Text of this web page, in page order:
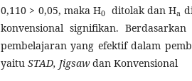
0,110 > 0,05, maka H0 ditolak dan Ha
konvensional signifikan.
pembelajaran yang efektif dalam
yaitu STAD, Jigsawdan Konvensional